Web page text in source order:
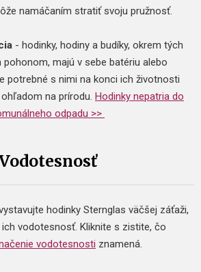
namáčaním stratiť svoju pružnosť.
- hodinky, hodiny a budíky, okrem tých
majú v sebe batériu alebo
potrebné s nimi na konci ich životnosti
na prírodu. Hodinky nepatria do
odpadu >>
hodinky Sternglas väčšej záťaži,
ich vodotesnosť. Kliknite s zistite, čo
vodotesnosti znamená.